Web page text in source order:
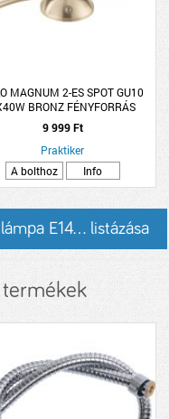
MAGNUM 2-ES SPOT GU10
BRONZ FÉNYFORRÁS
NÉLKÜL (CSAK ENTAK/LED)
9 999 Ft
Praktiker
A bolthoz
Info
E14... listázása